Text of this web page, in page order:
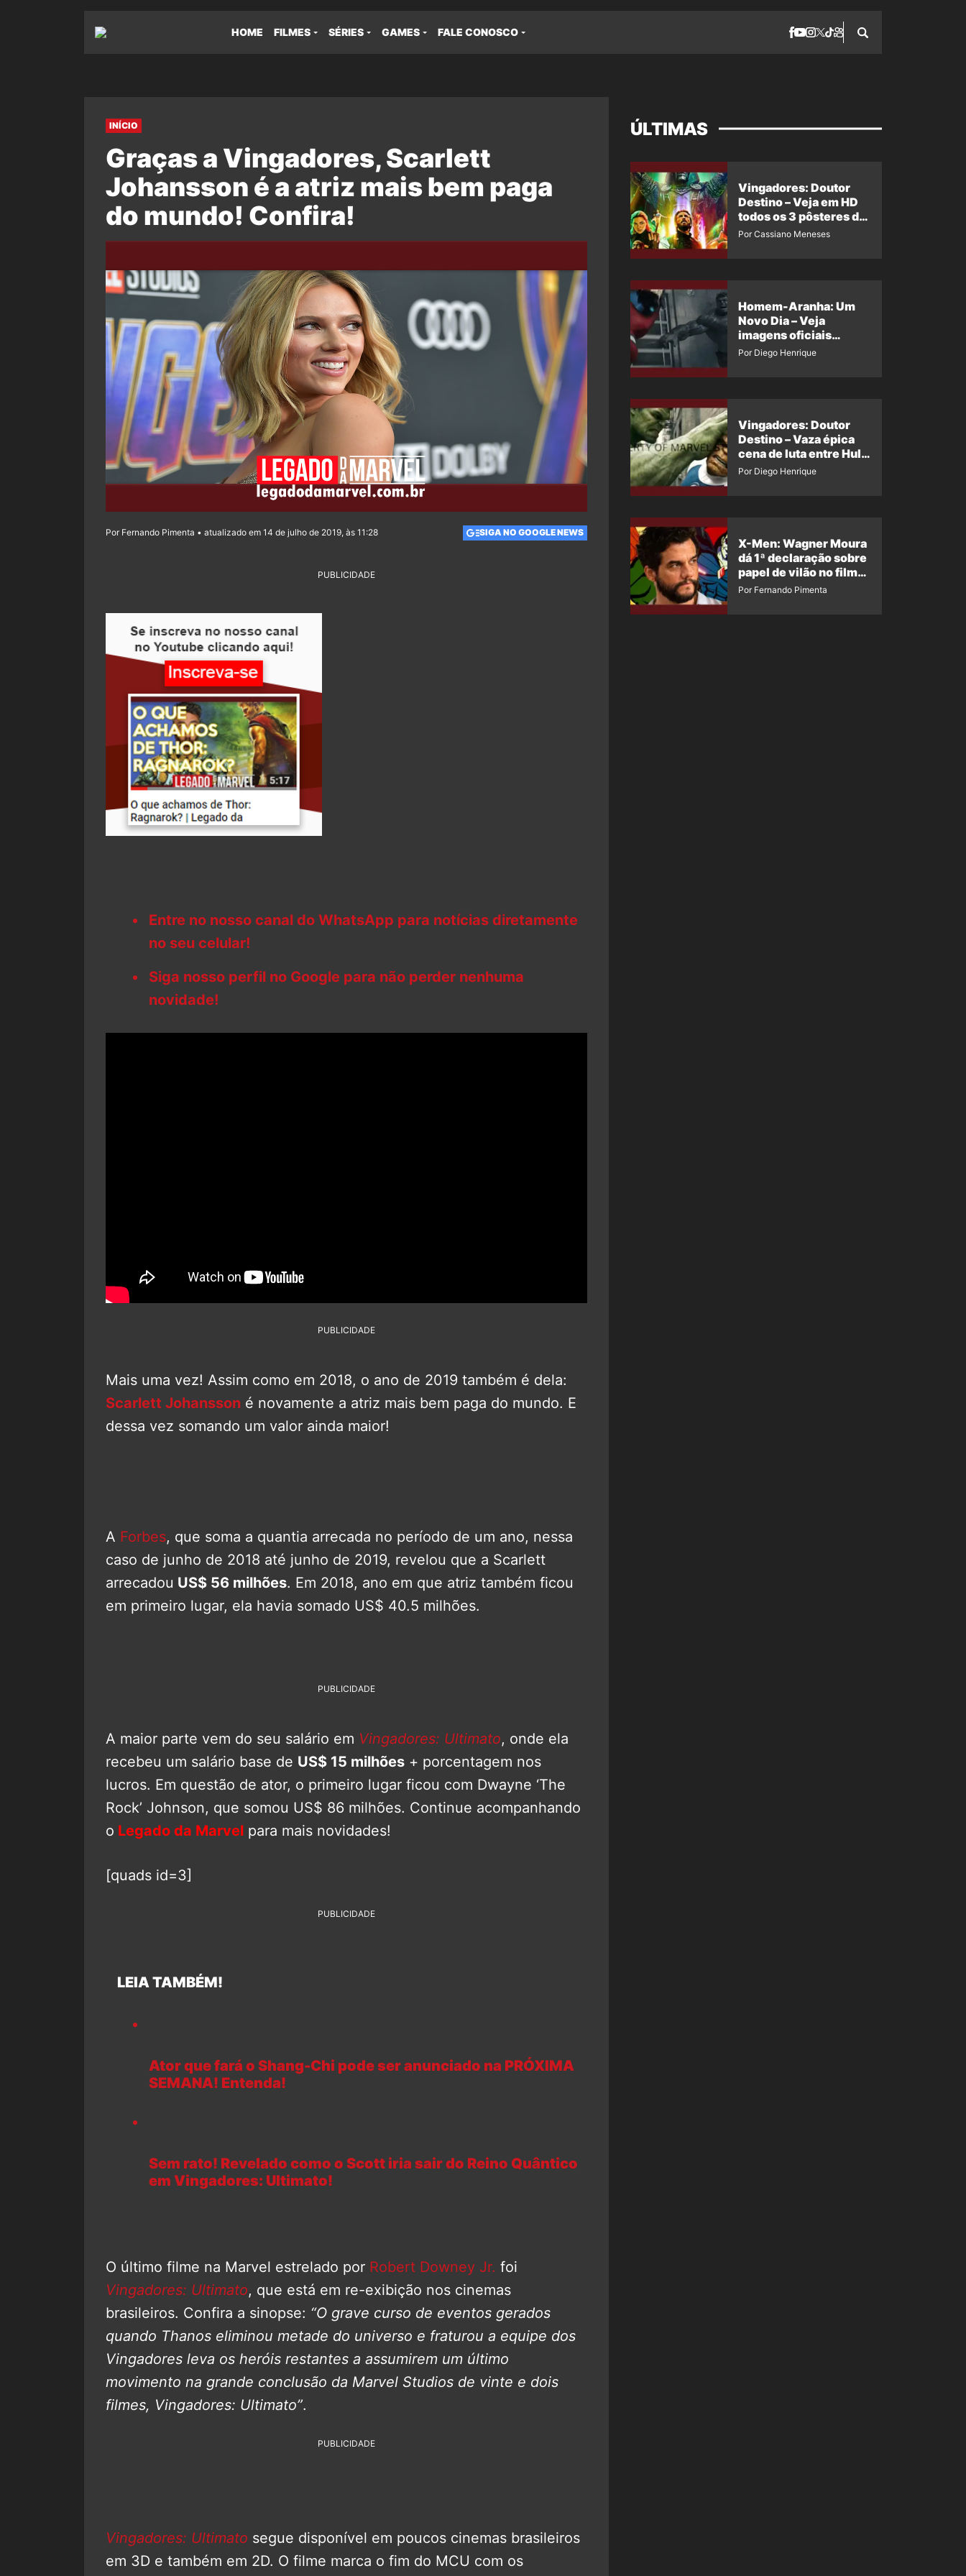
HOME FILMES SÉRIES GAMES FALE CONOSCO
INÍCIO
Graças a Vingadores, Scarlett
Johansson é a atriz mais bem paga
do mundo! Confira!
Por Fernando Pimenta • atualizado em 14 de julho de 2019, às 11:28 SIGA NO GOOGLE NEWS
PUBLICIDADE
Entre no nosso canal do WhatsApp para notícias diretamente
no seu celular!
Siga nosso perfil no Google para não perder nenhuma
novidade!
PUBLICIDADE
Mais uma vez! Assim como em 2018, o ano de 2019 também é dela:
Scarlett Johansson é novamente a atriz mais bem paga do mundo. E
dessa vez somando um valor ainda maior!
A Forbes, que soma a quantia arrecada no período de um ano, nessa
caso de junho de 2018 até junho de 2019, revelou que a Scarlett
arrecadou US$ 56 milhões. Em 2018, ano em que atriz também ficou
em primeiro lugar, ela havia somado US$ 40.5 milhões.
PUBLICIDADE
A maior parte vem do seu salário em Vingadores: Ultimato, onde ela
recebeu um salário base de US$ 15 milhões + porcentagem nos
lucros. Em questão de ator, o primeiro lugar ficou com Dwayne ‘The
Rock’ Johnson, que somou US$ 86 milhões. Continue acompanhando
o Legado da Marvel para mais novidades!
[quads id=3]
PUBLICIDADE
LEIA TAMBÉM!
Ator que fará o Shang-Chi pode ser anunciado na PRÓXIMA
SEMANA! Entenda!
Sem rato! Revelado como o Scott iria sair do Reino Quântico
em Vingadores: Ultimato!
O último filme na Marvel estrelado por Robert Downey Jr. foi
Vingadores: Ultimato, que está em re-exibição nos cinemas
brasileiros. Confira a sinopse: “O grave curso de eventos gerados
quando Thanos eliminou metade do universo e fraturou a equipe dos
Vingadores leva os heróis restantes a assumirem um último
movimento na grande conclusão da Marvel Studios de vinte e dois
filmes, Vingadores: Ultimato”.
PUBLICIDADE
Vingadores: Ultimato segue disponível em poucos cinemas brasileiros
em 3D e também em 2D. O filme marca o fim do MCU com os
ÚLTIMAS
Vingadores: Doutor
Destino – Veja em HD
todos os 3 pôsteres de
‘Doomsday’ + 1 imagem
Por Cassiano Meneses
Homem-Aranha: Um
Novo Dia – Veja
imagens oficiais
descartadas do Hulk
Por Diego Henrique
Vingadores: Doutor
Destino – Vaza épica
cena de luta entre Hulk
e o Coisa
Por Diego Henrique
X-Men: Wagner Moura
dá 1ª declaração sobre
papel de vilão no filme
da Marvel
Por Fernando Pimenta